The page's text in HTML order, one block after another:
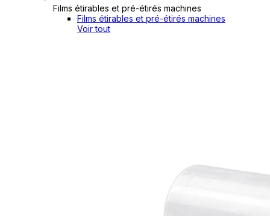
Films étirables et pré-étirés machines
Films étirables et pré-étirés machines
Voir tout